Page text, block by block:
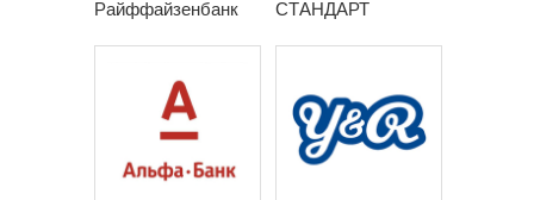
Райффайзенбанк СТАНДАРТ